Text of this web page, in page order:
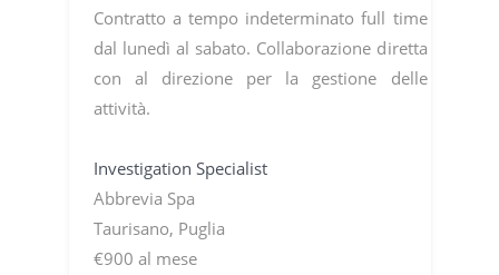
Contratto a tempo indeterminato full time
dal lunedì al sabato. Collaborazione diretta
con al direzione per la gestione delle
attività.
Investigation Specialist
Abbrevia Spa
Taurisano, Puglia
€900 al mese